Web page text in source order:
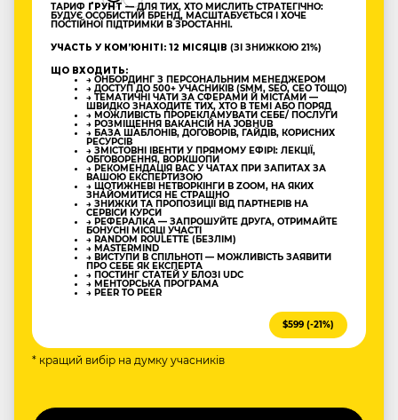
ТАРИФ ҐРУНТ — ДЛЯ ТИХ, ХТО МИСЛИТЬ СТРАТЕГІЧНО:
БУДУЄ ОСОБИСТИЙ БРЕНД, МАСШТАБУЄТЬСЯ І ХОЧЕ
ПОСТІЙНОЇ ПІДТРИМКИ В ЗРОСТАННІ.
УЧАСТЬ У КОМʼЮНІТІ: 12 МІСЯЦІВ (ЗІ ЗНИЖКОЮ 21%)
ЩО ВХОДИТЬ:
→ ОНБОРДИНГ З ПЕРСОНАЛЬНИМ МЕНЕДЖЕРОМ
→ ДОСТУП ДО 500+ УЧАСНИКІВ (SMM, SEO, CEO ТОЩО)
→ ТЕМАТИЧНІ ЧАТИ ЗА СФЕРАМИ Й МІСТАМИ —
ШВИДКО ЗНАХОДИТЕ ТИХ, ХТО В ТЕМІ АБО ПОРЯД
→ МОЖЛИВІСТЬ ПРОРЕКЛАМУВАТИ СЕБЕ/ ПОСЛУГИ
→ РОЗМІЩЕННЯ ВАКАНСІЙ НА JOBHUB
→ БАЗА ШАБЛОНІВ, ДОГОВОРІВ, ГАЙДІВ, КОРИСНИХ
РЕСУРСІВ
→ ЗМІСТОВНІ ІВЕНТИ У ПРЯМОМУ ЕФІРІ: ЛЕКЦІЇ,
ОБГОВОРЕННЯ, ВОРКШОПИ
→ РЕКОМЕНДАЦІЯ ВАС У ЧАТАХ ПРИ ЗАПИТАХ ЗА
ВАШОЮ ЕКСПЕРТИЗОЮ
→ ЩОТИЖНЕВІ НЕТВОРКІНГИ В ZOOM, НА ЯКИХ
ЗНАЙОМИТИСЯ НЕ СТРАШНО
→ ЗНИЖКИ ТА ПРОПОЗИЦІЇ ВІД ПАРТНЕРІВ НА
СЕРВІСИ КУРСИ
→ РЕФЕРАЛКА — ЗАПРОШУЙТЕ ДРУГА, ОТРИМАЙТЕ
БОНУСНІ МІСЯЦІ УЧАСТІ
→ RANDOM ROULETTE (БЕЗЛІМ)
→ MASTERMIND
→ ВИСТУПИ В СПІЛЬНОТІ — МОЖЛИВІСТЬ ЗАЯВИТИ
ПРО СЕБЕ ЯК ЕКСПЕРТА
→ ПОСТИНГ СТАТЕЙ У БЛОЗІ UDC
→ МЕНТОРСЬКА ПРОГРАМА
→ PEER TO PEER
$599 (-21%)
* кращий вибір на думку учасників